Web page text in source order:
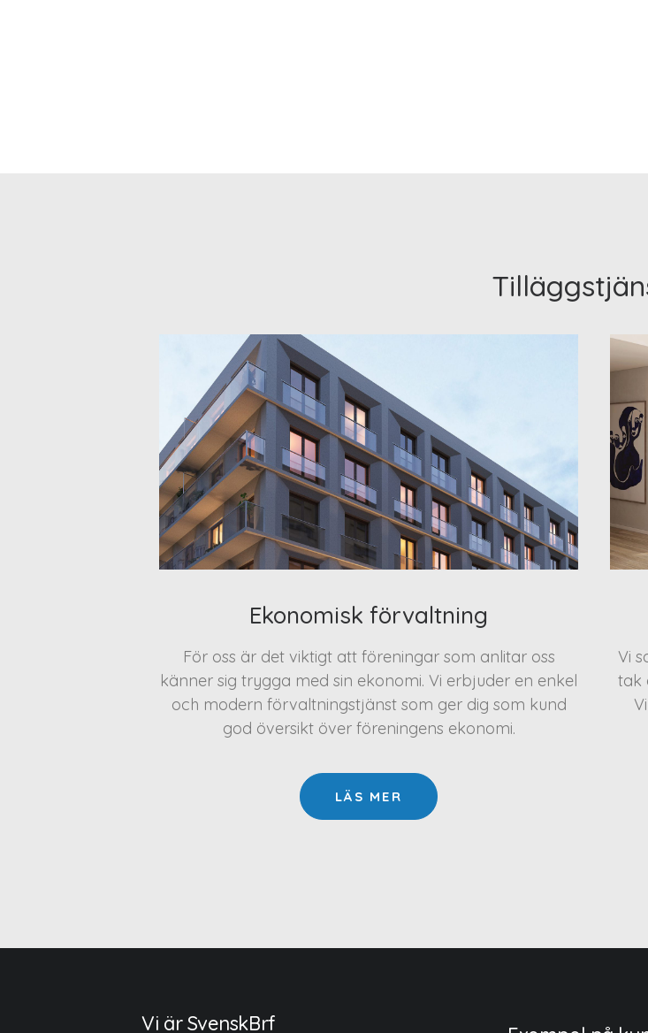
Ekonomisk förvaltning
För oss är det viktigt att föreningar som anlitar oss
känner sig trygga med sin ekonomi. Vi erbjuder en enkel
och modern förvaltningstjänst som ger dig som kund
god översikt över föreningens ekonomi.
LÄS MER
Vi
tak
Vi är SvenskBrf